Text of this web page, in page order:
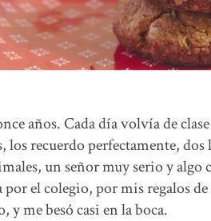
años. Cada día volvía de
los recuerdo perfectamente,
un señor muy serio y algo
el colegio, por mis regalos
y me besó casi en la boca.